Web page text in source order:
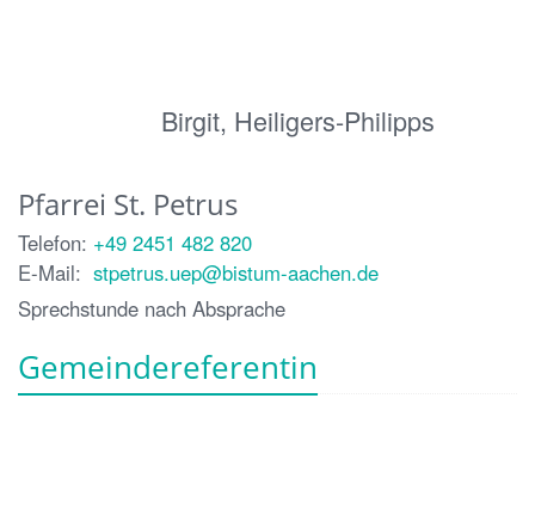
Birgit, Heiligers-Philipps
Pfarrei St. Petrus
Telefon: +49 2451 482 820
E-Mail: stpetrus.uep@bistum-aachen.de
Sprechstunde nach Absprache
Gemeindereferentin